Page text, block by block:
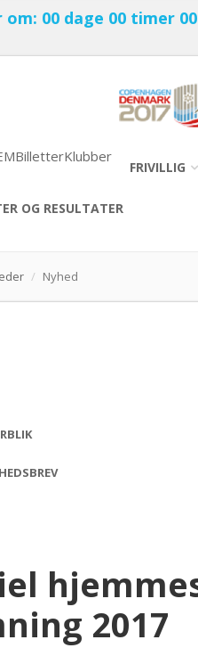
om: 00 dage 00 timer 00
BilletterKlubber
FRIVILLIG
OG RESULTATER
Nyhed
2017